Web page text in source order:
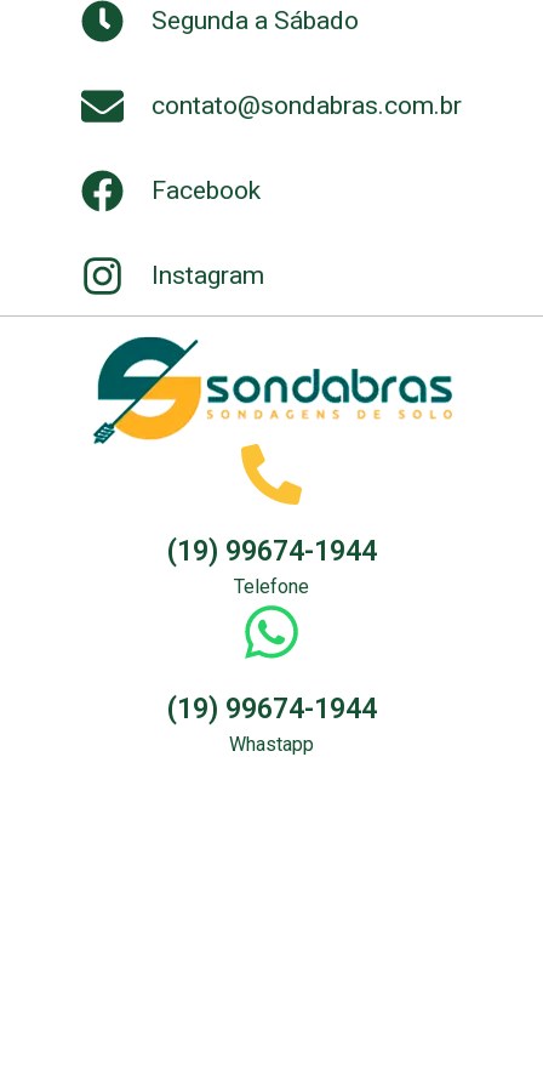
Segunda a Sábado
contato@sondabras.com.br
Facebook
Instagram
(19) 99674-1944
Telefone
(19) 99674-1944
Whastapp